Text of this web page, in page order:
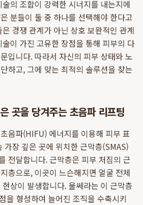
의 조합이 강력한 시너지를 내는지에
분들이 둘 중 하나를 선택해야 한다고
경쟁 관계가 아닌 상호 보완적인 관계
이 가진 고유한 장점을 통해 피부의 다
입니다. 따라서 자신의 피부 상태와 노
하고, 그에 맞는 최적의 솔루션을 찾는
곳을 당겨주는 초음파 리프팅
음파(HIFU) 에너지를 이용해 피부 표
가장 깊은 곳에 위치한 근막층(SMAS)
전달합니다. 근막층은 피부 처짐의 근
층으로, 이곳이 느슨해지면 얼굴 전체
상이 발생합니다. 울쎄라는 이 근막층
형성하여 늘어진 조직을 수축시키